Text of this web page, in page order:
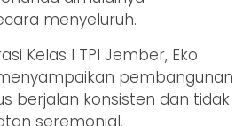
menyeluruh.
Kelas I TPI Jember, Eko
pembangunan
berjalan konsisten dan tidak
seremonial.